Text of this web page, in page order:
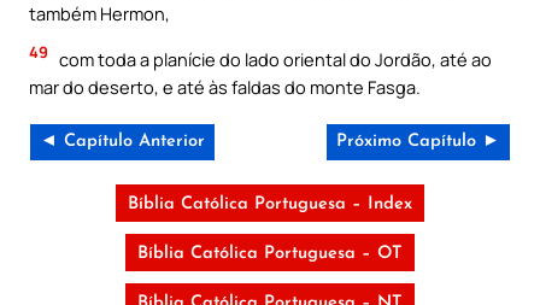
também Hermon,
49 com toda a planície do lado oriental do Jordão, até ao
mar do deserto, e até às faldas do monte Fasga.
◄ Capítulo Anterior Próximo Capítulo ►
Bíblia Católica Portuguesa – Index
Bíblia Católica Portuguesa – OT